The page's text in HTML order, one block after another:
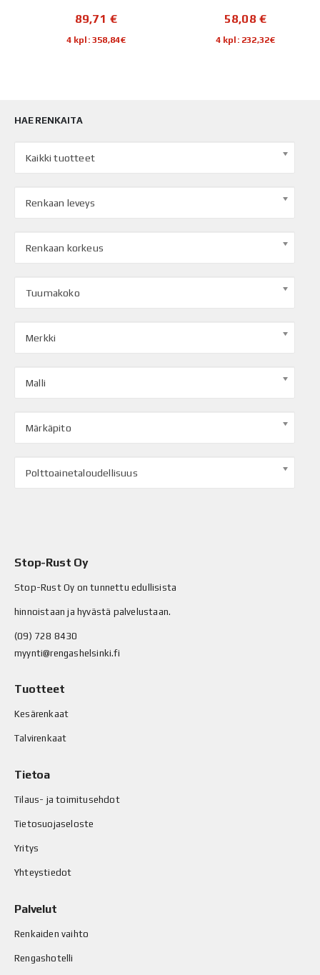
89,71 €
4 kpl: 358,84€
58,08 €
4 kpl: 232,32€
HAE RENKAITA
Kaikki tuotteet
Renkaan leveys
Renkaan korkeus
Tuumakoko
Merkki
Malli
Märkäpito
Polttoainetaloudellisuus
Stop-Rust Oy
Stop-Rust Oy on tunnettu edullisista
hinnoistaan ja hyvästä palvelustaan.
(09) 728 8430
myynti@rengashelsinki.fi
Tuotteet
Kesärenkaat
Talvirenkaat
Tietoa
Tilaus- ja toimitusehdot
Tietosuojaseloste
Yritys
Yhteystiedot
Palvelut
Renkaiden vaihto
Rengashotelli